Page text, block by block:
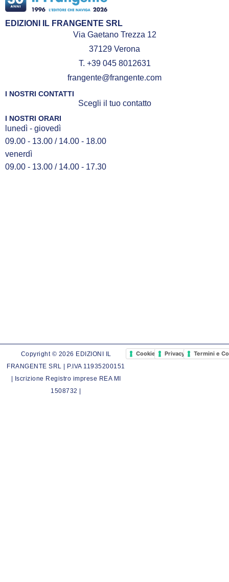
EDIZIONI IL FRANGENTE SRL
Via Gaetano Trezza 12
37129 Verona
T. +39 045 8012631
frangente@frangente.com
I NOSTRI CONTATTI
Scegli il tuo contatto
I NOSTRI ORARI
lunedì - giovedì
09.00 - 13.00 / 14.00 - 18.00
venerdì
09.00 - 13.00 / 14.00 - 17.30
Copyright © 2026 EDIZIONI IL
FRANGENTE SRL | P.IVA 11935200151
| Iscrizione Registro imprese REA MI
1508732 |
Cookie PolicyPrivacy PolicyTermini e